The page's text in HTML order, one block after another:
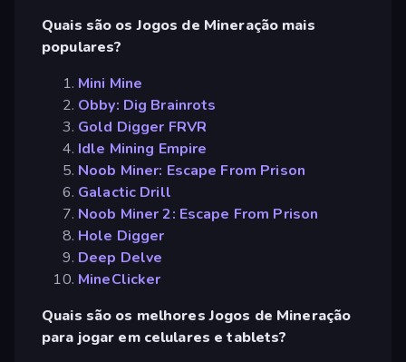
Quais são os Jogos de Mineração mais
populares?
Mini Mine
Obby: Dig Brainrots
Gold Digger FRVR
Idle Mining Empire
Noob Miner: Escape From Prison
Galactic Drill
Noob Miner 2: Escape From Prison
Hole Digger
Deep Delve
MineClicker
Quais são os melhores Jogos de Mineração
para jogar em celulares e tablets?